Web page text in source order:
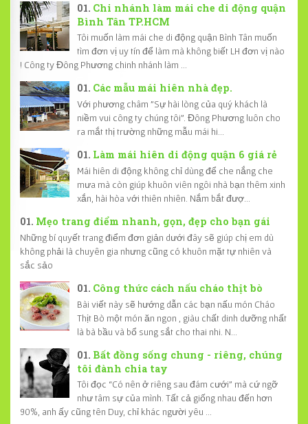
Chi nhánh làm mái che di động quận
Bình Tân TP.HCM
Tôi muốn làm mái che di động quận Bình Tân muốn
tìm đơn vị uy tín để làm mà không biết LH đơn vị nào
! Công ty Đông Phương chinh nhánh làm ...
Các mẫu mái hiên nhà đẹp.
Với phương châm "Sự hài lòng của quý khách là
niềm vui công ty chúng tôi". Đông Phương luôn cho
ra mắt thị trường những mẫu mái hi...
Làm mái hiên di động quận 6 giá rẻ
Mái hiên di động không chỉ dùng để che nắng che
mưa mà còn giúp khuôn viên ngôi nhà bạn thêm xinh
xắn, hài hòa với thiên nhiên. Nắm bắt đượ...
Mẹo trang điểm nhanh, gọn, đẹp cho bạn gái
Những bí quyết trang điểm đơn giản dưới đây sẽ giúp chị em dù
không phải là chuyên gia nhưng cũng có khuôn mặt tự nhiên và
sắc sảo
Công thức cách nấu cháo thịt bò
Bài viết này sẽ hướng dẫn các bạn nấu món Cháo
Thịt Bò một món ăn ngon , giàu chất dinh dưỡng nhất
là bà bầu và bổ sung sắt cho thai nhi. N...
Bất đồng sống chung - riêng, chúng
tôi đành chia tay
Tôi đọc “Có nên ở riêng sau đám cưới” mà cứ ngỡ
như tâm sự của mình. Tất cả giống nhau đến hơn
90%, anh ấy cũng tên Duy, chỉ khác người yêu ...